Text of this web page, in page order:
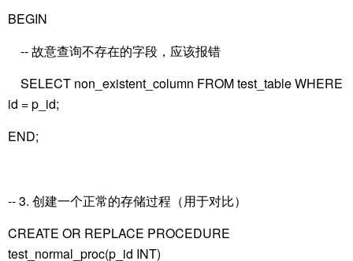
BEGIN
-- 故意查询不存在的字段，应该报错
SELECT non_existent_column FROM test_table WHERE
id = p_id;
END;
-- 3. 创建一个正常的存储过程（用于对比）
CREATE OR REPLACE PROCEDURE
test_normal_proc(p_id INT)